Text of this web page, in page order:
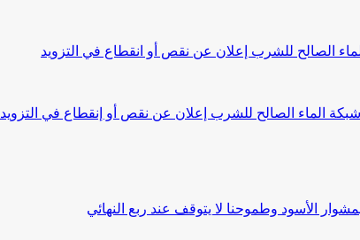
الصالح للشرب إعلان عن نقص أو انقطاع في التزويد
الماء الصالح للشرب إعلان عن نقص أو إنقطاع في التزويد
الأسود وطموحنا لا يتوقف عند ربع النهائي